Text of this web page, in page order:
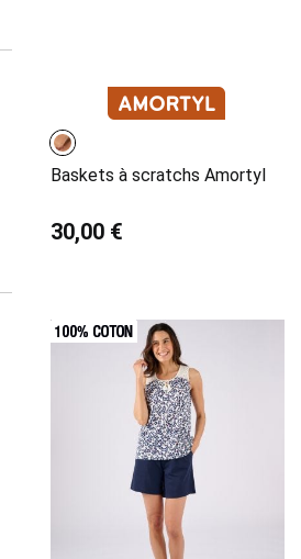
Baskets à scratchs Amortyl
30,00 €